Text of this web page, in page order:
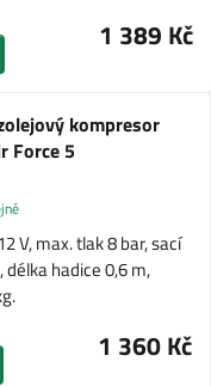
1 389 Kč
kompresor
Force 5
V, max. tlak 8 bar, sací
hadice 0,6 m,
1 360 Kč